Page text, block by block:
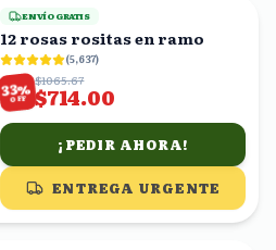
ENVÍO GRATIS
12 rosas rositas en ramo
(5,637)
33%
OFF
$1065.67
$714.00
¡PEDIR AHORA!
ENTREGA URGENTE